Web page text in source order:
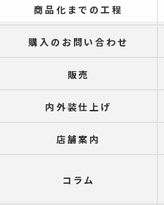
商品化までの工程
購入のお問い合わせ
販売
内外装仕上げ
店舗案内
コラム